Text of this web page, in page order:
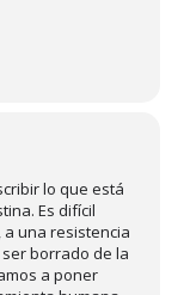
lo que está
Es difícil
una resistencia
borrado de la
a poner